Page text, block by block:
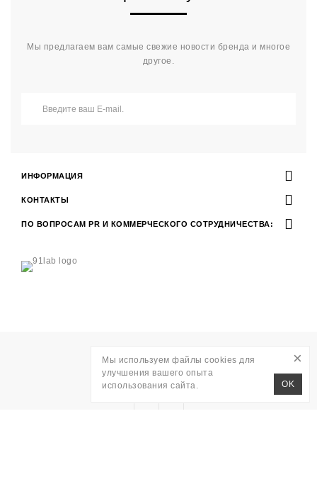
Мы предлагаем вам самые свежие новости бренда и многое
другое.
ИНФОРМАЦИЯ
КОНТАКТЫ
ПО ВОПРОСАМ PR И КОММЕРЧЕСКОГО СОТРУДНИЧЕСТВА:
РазработкаWAVE AGENCY
RITO © 2026
Мы используем файлы cookies для
улучшения вашего опыта
использования сайта.
OK
×